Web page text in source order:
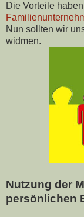
Die Vorteile
Nun sollten wir
widmen.
Nutzung der
persönlichen